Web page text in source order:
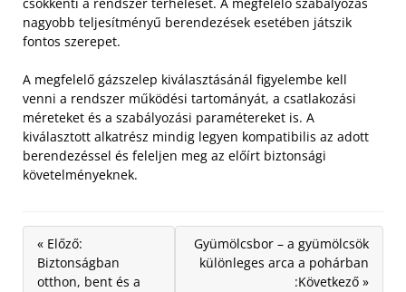
csökkenti a rendszer terhelését. A megfelelő szabályozás
nagyobb teljesítményű berendezések esetében játszik
fontos szerepet.
A megfelelő gázszelep kiválasztásánál figyelembe kell
venni a rendszer működési tartományát, a csatlakozási
méreteket és a szabályozási paramétereket is. A
kiválasztott alkatrész mindig legyen kompatibilis az adott
berendezéssel és feleljen meg az előírt biztonsági
követelményeknek.
« Előző:
Biztonságban
otthon, bent és a
Gyümölcsbor – a gyümölcsök
különleges arca a pohárban
:Következő »